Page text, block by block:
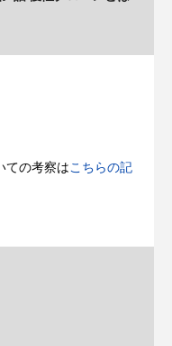
ての考察はこちらの記